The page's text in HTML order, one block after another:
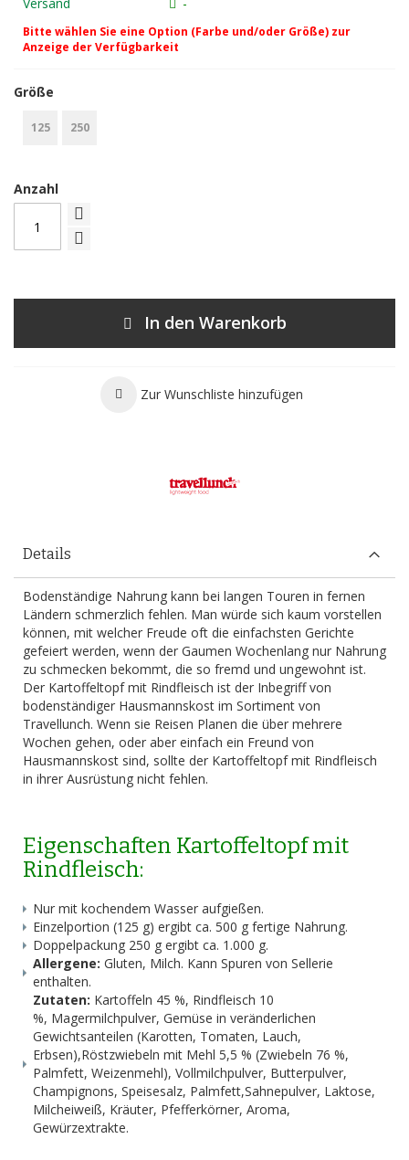
Bitte wählen Sie eine Option (Farbe und/oder Größe) zur
Anzeige der Verfügbarkeit
Größe
125 250
Anzahl
In den Warenkorb
Zur Wunschliste hinzufügen
Details
Bodenständige Nahrung kann bei langen Touren in fernen
Ländern schmerzlich fehlen. Man würde sich kaum vorstellen
können, mit welcher Freude oft die einfachsten Gerichte
gefeiert werden, wenn der Gaumen Wochenlang nur Nahrung
zu schmecken bekommt, die so fremd und ungewohnt ist.
Der Kartoffeltopf mit Rindfleisch ist der Inbegriff von
bodenständiger Hausmannskost im Sortiment von
Travellunch. Wenn sie Reisen Planen die über mehrere
Wochen gehen, oder aber einfach ein Freund von
Hausmannskost sind, sollte der Kartoffeltopf mit Rindfleisch
in ihrer Ausrüstung nicht fehlen.
Eigenschaften Kartoffeltopf mit
Rindfleisch:
Nur mit kochendem Wasser aufgießen.
Einzelportion (125 g) ergibt ca. 500 g fertige Nahrung.
Doppelpackung 250 g ergibt ca. 1.000 g.
Allergene: Gluten, Milch. Kann Spuren von Sellerie
enthalten.
Zutaten: Kartoffeln 45 %, Rindfleisch 10
%, Magermilchpulver, Gemüse in veränderlichen
Gewichtsanteilen (Karotten, Tomaten, Lauch,
Erbsen),Röstzwiebeln mit Mehl 5,5 % (Zwiebeln 76 %,
Palmfett, Weizenmehl), Vollmilchpulver, Butterpulver,
Champignons, Speisesalz, Palmfett,Sahnepulver, Laktose,
Milcheiweiß, Kräuter, Pfefferkörner, Aroma,
Gewürzextrakte.